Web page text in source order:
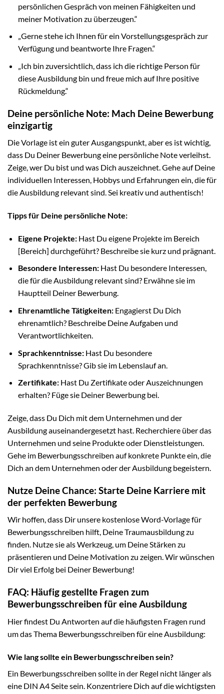
persönlichen Gespräch von meinen Fähigkeiten und
meiner Motivation zu überzeugen.“
„Gerne stehe ich Ihnen für ein Vorstellungsgespräch zur
Verfügung und beantworte Ihre Fragen.“
„Ich bin zuversichtlich, dass ich die richtige Person für
diese Ausbildung bin und freue mich auf Ihre positive
Rückmeldung.“
Deine persönliche Note: Mach Deine Bewerbung
einzigartig
Die Vorlage ist ein guter Ausgangspunkt, aber es ist wichtig,
dass Du Deiner Bewerbung eine persönliche Note verleihst.
Zeige, wer Du bist und was Dich auszeichnet. Gehe auf Deine
individuellen Interessen, Hobbys und Erfahrungen ein, die für
die Ausbildung relevant sind. Sei kreativ und authentisch!
Tipps für Deine persönliche Note:
Eigene Projekte:Hast Du eigene Projekte im Bereich
[Bereich] durchgeführt? Beschreibe sie kurz und prägnant.
Besondere Interessen:Hast Du besondere Interessen,
die für die Ausbildung relevant sind? Erwähne sie im
Hauptteil Deiner Bewerbung.
Ehrenamtliche Tätigkeiten:Engagierst Du Dich
ehrenamtlich? Beschreibe Deine Aufgaben und
Verantwortlichkeiten.
Sprachkenntnisse:Hast Du besondere
Sprachkenntnisse? Gib sie im Lebenslauf an.
Zertifikate:Hast Du Zertifikate oder Auszeichnungen
erhalten? Füge sie Deiner Bewerbung bei.
Zeige, dass Du Dich mit dem Unternehmen und der
Ausbildung auseinandergesetzt hast. Recherchiere über das
Unternehmen und seine Produkte oder Dienstleistungen.
Gehe im Bewerbungsschreiben auf konkrete Punkte ein, die
Dich an dem Unternehmen oder der Ausbildung begeistern.
Nutze Deine Chance: Starte Deine Karriere mit
der perfekten Bewerbung
Wir hoffen, dass Dir unsere kostenlose Word-Vorlage für
Bewerbungsschreiben hilft, Deine Traumausbildung zu
finden. Nutze sie als Werkzeug, um Deine Stärken zu
präsentieren und Deine Motivation zu zeigen. Wir wünschen
Dir viel Erfolg bei Deiner Bewerbung!
FAQ: Häufig gestellte Fragen zum
Bewerbungsschreiben für eine Ausbildung
Hier findest Du Antworten auf die häufigsten Fragen rund
um das Thema Bewerbungsschreiben für eine Ausbildung:
Wie lang sollte ein Bewerbungsschreiben sein?
Ein Bewerbungsschreiben sollte in der Regel nicht länger als
eine DIN A4 Seite sein. Konzentriere Dich auf die wichtigsten